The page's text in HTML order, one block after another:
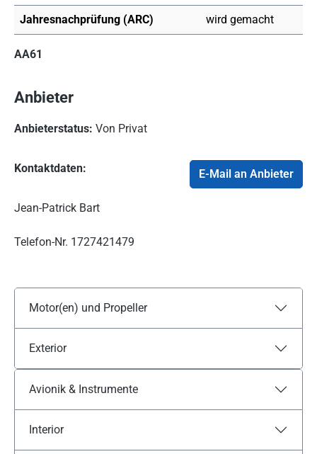
Jahresnachprüfung (ARC) wird gemacht
AA61
Anbieter
Anbieterstatus: Von Privat
Kontaktdaten:
Jean-Patrick Bart
Telefon-Nr. 1727421479
E-Mail an Anbieter
Motor(en) und Propeller
Exterior
Avionik & Instrumente
Interior